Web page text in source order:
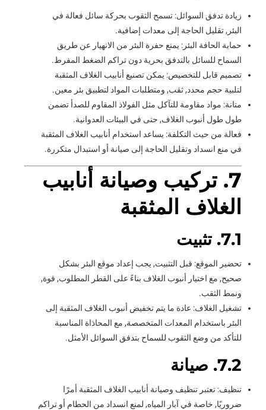
زيادة تدفق السوائل: تسمح الثقوب بحركة سائل فعالة في
البئر, تقليل الحاجة إلى معدات إضافية.
حماية الحافة البئر: يمنع حفرة البئر من الانهيار عن طريق
السماح للسائل بالتدفق بحرية دون تراكم الضغط المفرط.
تصميم قابل للتخصيص: يمكن تصنيع أنابيب الغلاف المثقبة
لتلبية حجم محدد, ثقب, ومتطلبات المواد لتطبيق بئر معين.
متانة: مواد مقاومة للتآكل مثل الفولاذ المقاوم للصدأ تضمن
طول طول أنبوب الغلاف, حتى في البيئات العدوانية.
فعالة من حيث التكلفة: يساعد استخدام أنابيب الغلاف المثقبة
في منع انسداد وتقليل الحاجة إلى صيانة أو استبدال متكررة.
7. تركيب وصيانة أنابيب
الغلاف المثقبة
7.1. تثبيت
تحضير الموقع: قبل التثبيت, يجب إعداد موقع البئر بشكل
صحيح, مع اختيار أنبوب الغلاف بناءً على القطر المطلوب, قوة,
ونمط الثقب.
تشغيل الغلاف: عادة ما يتم تخفيض أنبوب الغلاف المثقبة إلى
البئر باستخدام المعدات المتخصصة, مع المحاذاة المناسبة
للتأكد من وضع الثقوب للسماح بتدفق السوائل الأمثل.
7.2. صيانة
تنظيف: تعتبر تنظيف وصيانة أنابيب الغلاف المثقبة أمرًا
ضروريًا, خاصة في آبار المياه, لمنع انسداد من الحطام أو تراكم